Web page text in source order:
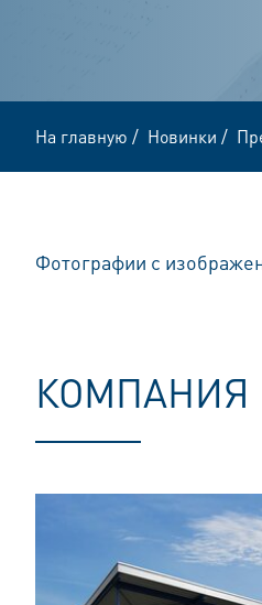
На главную / Новинки /
Фотографии с
КОМПАНИЯ